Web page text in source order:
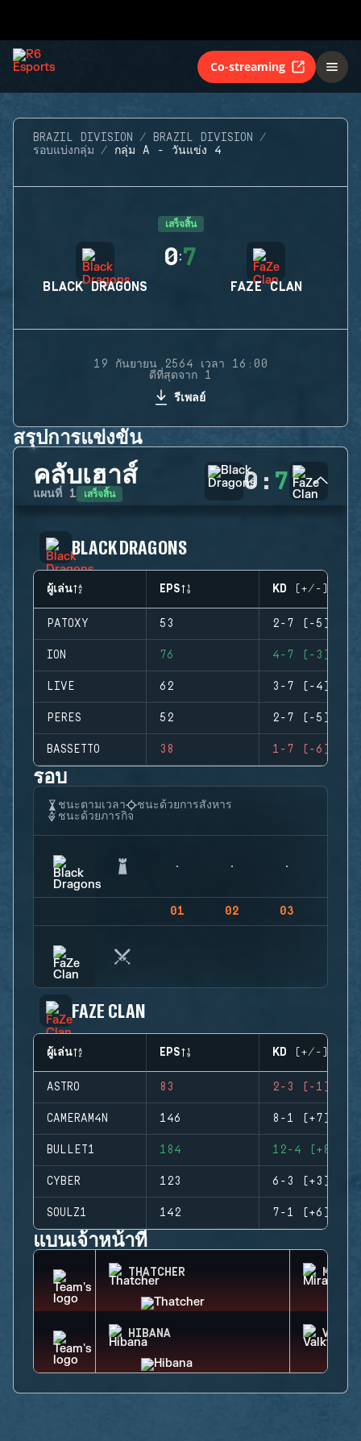
Co-streaming
BRAZIL DIVISION
BRAZIL DIVISION
รอบแบ่งกลุ่ม
กลุ่ม A - วันแข่ง 4
เสร็จสิ้น
BLACK DRAGONS
0:7
FAZE CLAN
19 กันยายน 2564 เวลา 16:00
ดีที่สุดจาก 1
รีเพลย์
สรุปการแข่งขัน
คลับเฮาส์
แผนที่ 1 เสร็จสิ้น 0 : 7
BLACK DRAGONS
ผู้เล่น EPS KD (+/-)
PATOXY 53 2-7 (-5)
ION 76 4-7 (-3)
LIVE 62 3-7 (-4)
PERES 52 2-7 (-5)
BASSETTO 38 1-7 (-6)
รอบ
ชนะตามเวลา
ชนะด้วยการสังหาร
ชนะด้วยภารกิจ
01 02 03
FAZE CLAN
ผู้เล่น EPS KD (+/-)
ASTRO 83 2-3 (-1)
CAMERAM4N 146 8-1 (+7)
BULLET1 184 12-4 (+8)
CYBER 123 6-3 (+3)
SOULZ1 142 7-1 (+6)
แบนเจ้าหน้าที่
THATCHER MIRA
HIBANA